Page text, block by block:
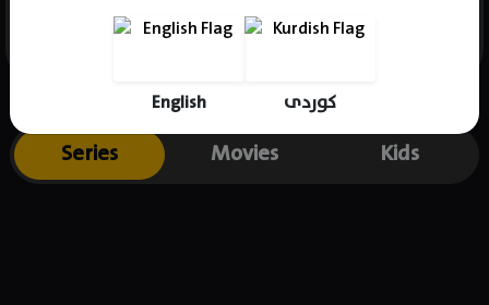
English کوردی
Series Movies Kids